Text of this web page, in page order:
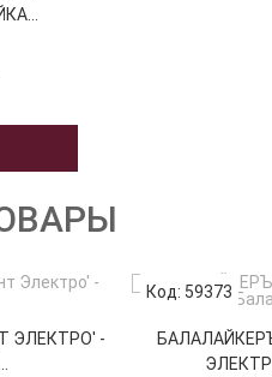
ЭЛЕКТРО' -
Код: 59373